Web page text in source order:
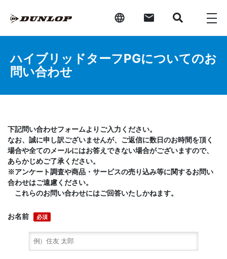
ハイブリッドターフPGについてのお
問い合わせ
下記問い合わせフォームよりご入力ください。
なお、誠に申し訳ございませんが、ご返信に数日のお時間を頂く
場合や全てのメールにはお答えできない場合がございますので、
あらかじめご了承ください。
※アンケート調査や商品・サービスの売り込み等に関するお問い
合わせはご遠慮ください。
これらのお問い合わせにはご回答いたしかねます。
お名前 必須